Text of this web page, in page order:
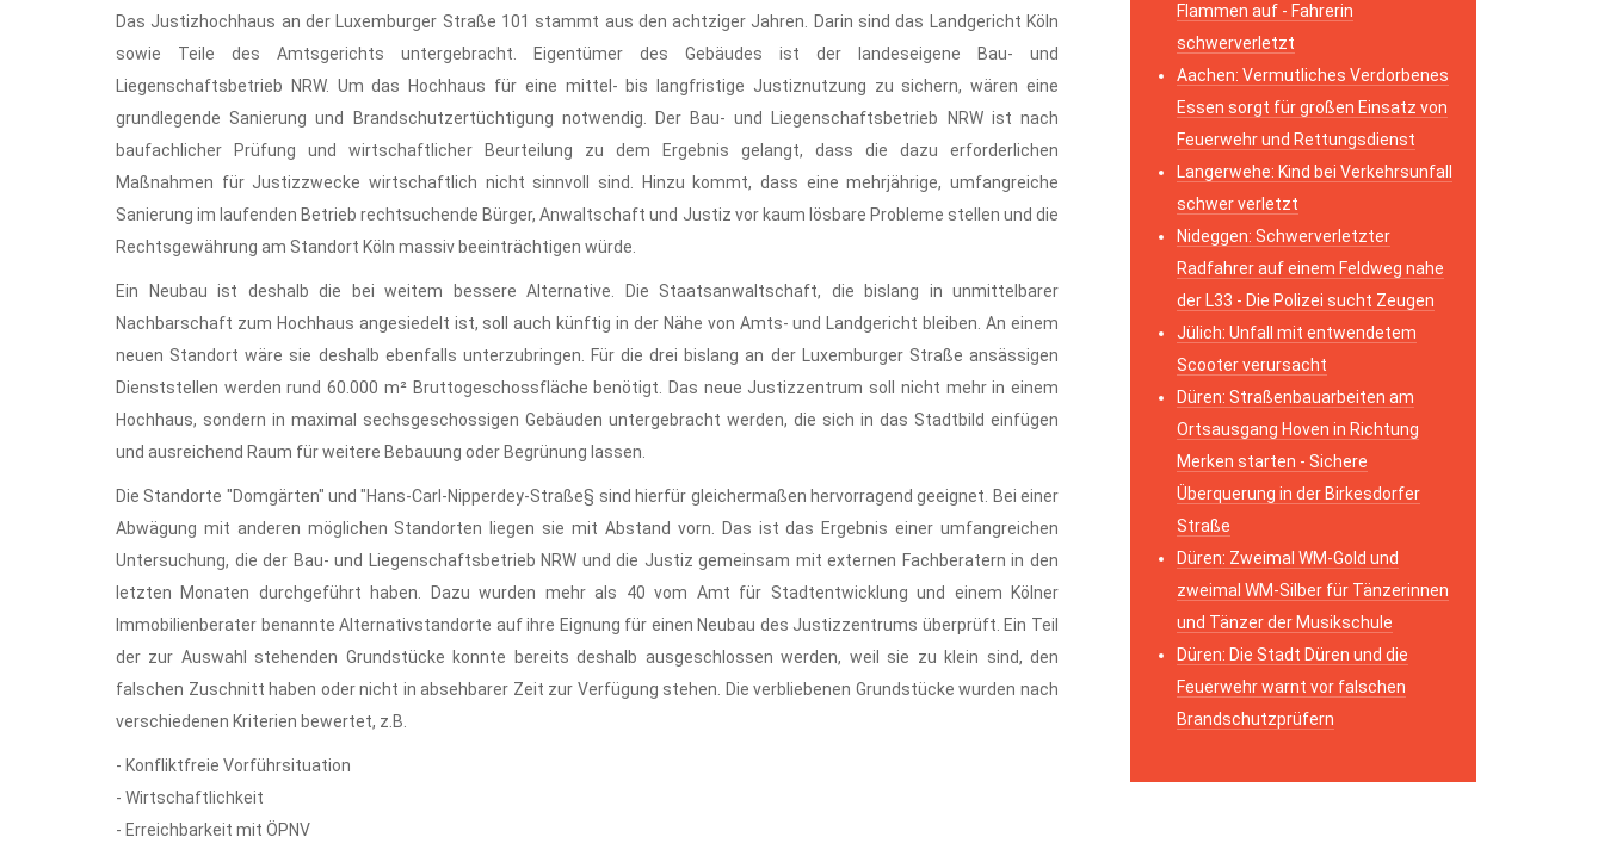
Das Justizhochhaus an der Luxemburger Straße 101 stammt aus den achtziger Jahren. Darin sind das Landgericht Köln
sowie Teile des Amtsgerichts untergebracht. Eigentümer des Gebäudes ist der landeseigene Bau- und
Liegenschaftsbetrieb NRW. Um das Hochhaus für eine mittel- bis langfristige Justiznutzung zu sichern, wären eine
grundlegende Sanierung und Brandschutzertüchtigung notwendig. Der Bau- und Liegenschaftsbetrieb NRW ist nach
baufachlicher Prüfung und wirtschaftlicher Beurteilung zu dem Ergebnis gelangt, dass die dazu erforderlichen
Maßnahmen für Justizzwecke wirtschaftlich nicht sinnvoll sind. Hinzu kommt, dass eine mehrjährige, umfangreiche
Sanierung im laufenden Betrieb rechtsuchende Bürger, Anwaltschaft und Justiz vor kaum lösbare Probleme stellen und die
Rechtsgewährung am Standort Köln massiv beeinträchtigen würde.
Ein Neubau ist deshalb die bei weitem bessere Alternative. Die Staatsanwaltschaft, die bislang in unmittelbarer
Nachbarschaft zum Hochhaus angesiedelt ist, soll auch künftig in der Nähe von Amts- und Landgericht bleiben. An einem
neuen Standort wäre sie deshalb ebenfalls unterzubringen. Für die drei bislang an der Luxemburger Straße ansässigen
Dienststellen werden rund 60.000 m² Bruttogeschossfläche benötigt. Das neue Justizzentrum soll nicht mehr in einem
Hochhaus, sondern in maximal sechsgeschossigen Gebäuden untergebracht werden, die sich in das Stadtbild einfügen
und ausreichend Raum für weitere Bebauung oder Begrünung lassen.
Die Standorte "Domgärten" und "Hans-Carl-Nipperdey-Straße§ sind hierfür gleichermaßen hervorragend geeignet. Bei einer
Abwägung mit anderen möglichen Standorten liegen sie mit Abstand vorn. Das ist das Ergebnis einer umfangreichen
Untersuchung, die der Bau- und Liegenschaftsbetrieb NRW und die Justiz gemeinsam mit externen Fachberatern in den
letzten Monaten durchgeführt haben. Dazu wurden mehr als 40 vom Amt für Stadtentwicklung und einem Kölner
Immobilienberater benannte Alternativstandorte auf ihre Eignung für einen Neubau des Justizzentrums überprüft. Ein Teil
der zur Auswahl stehenden Grundstücke konnte bereits deshalb ausgeschlossen werden, weil sie zu klein sind, den
falschen Zuschnitt haben oder nicht in absehbarer Zeit zur Verfügung stehen. Die verbliebenen Grundstücke wurden nach
verschiedenen Kriterien bewertet, z.B.
- Konfliktfreie Vorführsituation
- Wirtschaftlichkeit
- Erreichbarkeit mit ÖPNV
Flammen auf - Fahrerin
schwerverletzt
Aachen: Vermutliches Verdorbenes
Essen sorgt für großen Einsatz von
Feuerwehr und Rettungsdienst
Langerwehe: Kind bei Verkehrsunfall
schwer verletzt
Nideggen: Schwerverletzter
Radfahrer auf einem Feldweg nahe
der L33 - Die Polizei sucht Zeugen
Jülich: Unfall mit entwendetem
Scooter verursacht
Düren: Straßenbauarbeiten am
Ortsausgang Hoven in Richtung
Merken starten - Sichere
Überquerung in der Birkesdorfer
Straße
Düren: Zweimal WM-Gold und
zweimal WM-Silber für Tänzerinnen
und Tänzer der Musikschule
Düren: Die Stadt Düren und die
Feuerwehr warnt vor falschen
Brandschutzprüfern